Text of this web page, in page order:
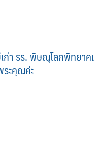
ก่า รร. พิษณุโลกพิทยา
ระคุณค่ะ